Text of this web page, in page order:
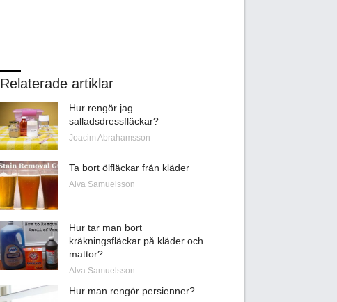
Relaterade artiklar
Hur rengör jag
salladsdressfläckar?
Joacim Abrahamsson
Ta bort ölfläckar från kläder
Alva Samuelsson
Hur tar man bort
kräkningsfläckar på kläder och
mattor?
Alva Samuelsson
Hur man rengör persienner?